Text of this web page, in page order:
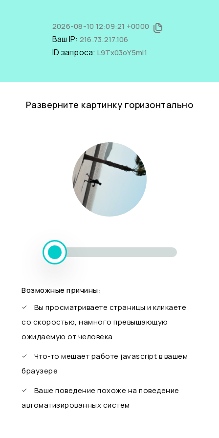
2026-08-10 12:09:21 +0000
Ваш IP: 216.73.217.106
ID запроса: L9Tx03oY5mI1
Разверните картинку горизонтально
Возможные причины:
Вы просматриваете страницы и кликаете
со скоростью, намного превышающую
ожидаемую от человека
Что-то мешает работе javascript в вашем
браузере
Ваше поведение похоже на поведение
автоматизированных систем